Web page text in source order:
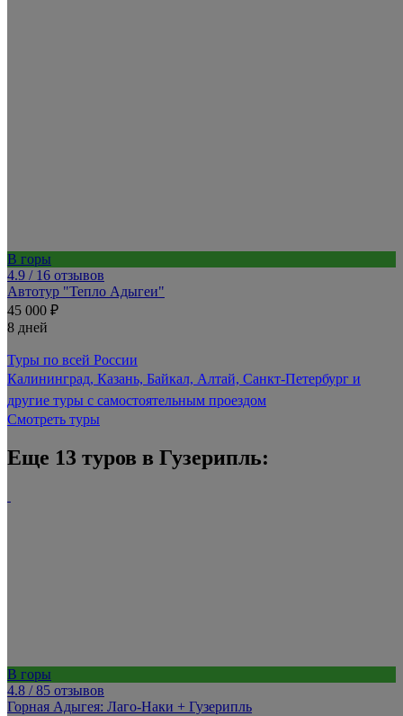
В горы
4.9 / 16 отзывов
Автотур "Тепло Адыгеи"
45 000 ₽
8 дней
Туры по всей России
Калининград, Казань, Байкал, Алтай, Санкт-Петербург и
другие туры с самостоятельным проездом
Смотреть туры
Еще 13 туров в Гузерипль:
В горы
4.8 / 85 отзывов
Горная Адыгея: Лаго-Наки + Гузерипль